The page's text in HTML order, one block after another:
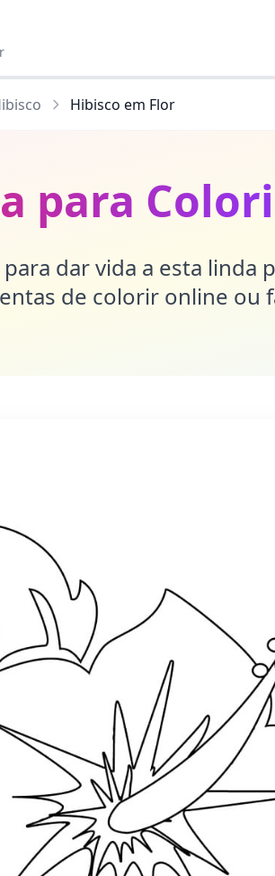
Hibisco em Flor
para
dar vida a esta linda
de colorir online ou